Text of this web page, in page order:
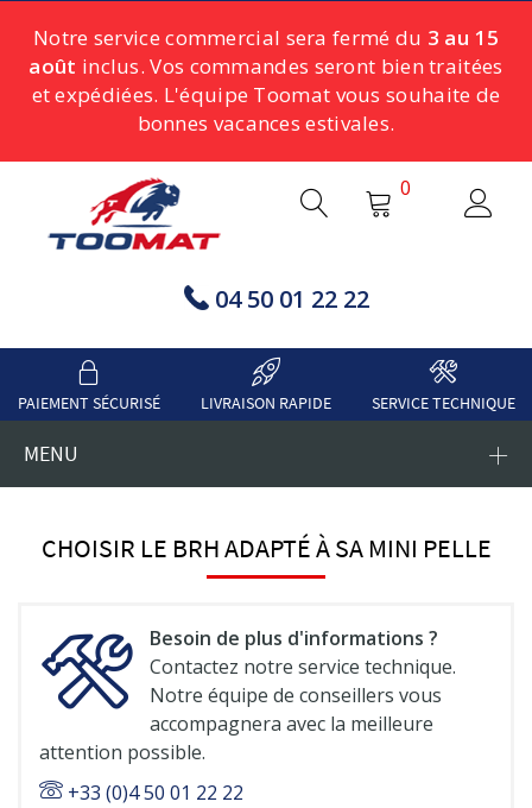
Notre service commercial sera fermé du 3 au 15
août inclus. Vos commandes seront bien traitées
et expédiées. L'équipe Toomat vous souhaite de
bonnes vacances estivales.
04 50 01 22 22
0
PAIEMENT SÉCURISÉ LIVRAISON RAPIDE SERVICE TECHNIQUE
MENU
CHOISIR LE BRH ADAPTÉ À SA MINI PELLE
Besoin de plus d'informations ?
Contactez notre service technique.
Notre équipe de conseillers vous
accompagnera avec la meilleure
attention possible.
+33 (0)4 50 01 22 22